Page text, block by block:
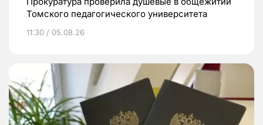
Томского педагогического университета
11:30 / 05.08.26